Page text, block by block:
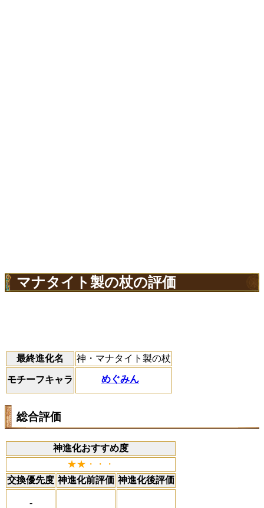
マナタイト製の杖の評価
最終進化名 神・マナタイト製の杖
モチーフキャラ めぐみん
総合評価
神進化おすすめ度
★★・・・
交換優先度 神進化前評価 神進化後評価
-